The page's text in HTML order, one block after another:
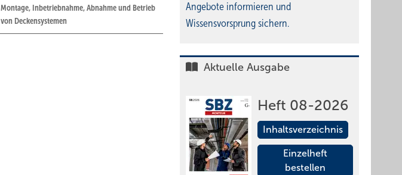
Montage, Inbetriebnahme, Abnahme und Betrieb
von Deckensystemen
Angebote informieren und
Wissensvorsprung sichern.
Aktuelle Ausgabe
Heft 08-2026
Inhaltsverzeichnis
Einzelheft
bestellen